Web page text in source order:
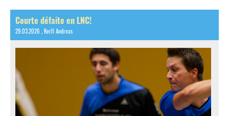
Courte défaite en LNC!
29.03.2026 , Kerll Andreas